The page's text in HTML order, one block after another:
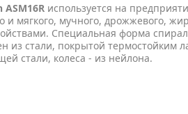
ASM16R используется на
и мягкого, мучного, дрожжевого,
Специальная форма
из стали, покрытой термостойким
стали, колеса - из нейлона.